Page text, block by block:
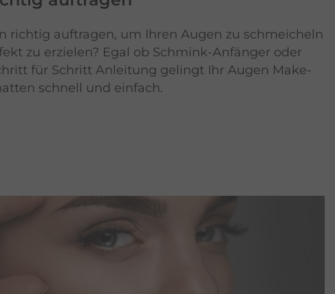
richtig auftragen, um Ihren Augen zu schmeicheln
zu erzielen? Egal ob Schmink-Anfänger oder
für Schritt Anleitung gelingt Ihr Augen Make-
schnell und einfach.